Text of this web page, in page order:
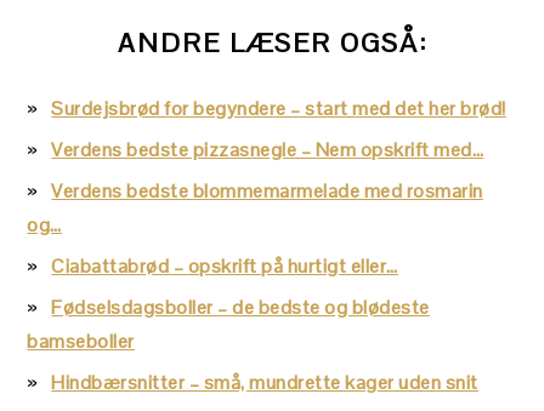
ANDRE LÆSER OGSÅ:
Surdejsbrød for begyndere – start med det her brød!
Verdens bedste pizzasnegle – Nem opskrift med…
Verdens bedste blommemarmelade med rosmarin
og…
Ciabattabrød – opskrift på hurtigt eller…
Fødselsdagsboller – de bedste og blødeste
bamseboller
Hindbærsnitter – små, mundrette kager uden snit